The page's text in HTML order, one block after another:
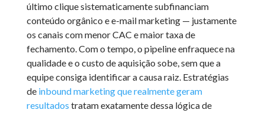
último clique sistematicamente subfinanciam
conteúdo orgânico e e-mail marketing — justamente
os canais com menor CAC e maior taxa de
fechamento. Com o tempo, o pipeline enfraquece na
qualidade e o custo de aquisição sobe, sem que a
equipe consiga identificar a causa raiz. Estratégias
de inbound marketing que realmente geram
resultados tratam exatamente dessa lógica de